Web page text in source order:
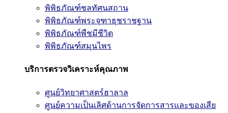
พิพิธภัณฑ์ชลทัศนสถาน
พิพิธภัณฑ์พระจุฑาธุชราชฐาน
พิพิธภัณฑ์พืชมีชีวิต
พิพิธภัณฑ์สมุนไพร
บริการตรวจวิเคราะห์คุณภาพ
ศูนย์วิทยาศาสตร์ฮาลาล
ศูนย์ความเป็นเลิศด้านการจัดการสารและของเสีย